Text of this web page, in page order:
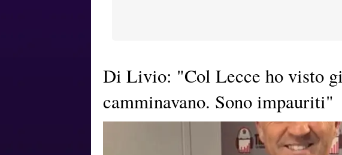
Di Livio: "Col Lecce ho visto
camminavano. Sono impauriti"